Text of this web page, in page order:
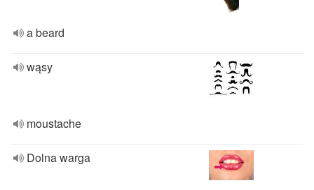
a beard
wąsy
moustache
Dolna warga